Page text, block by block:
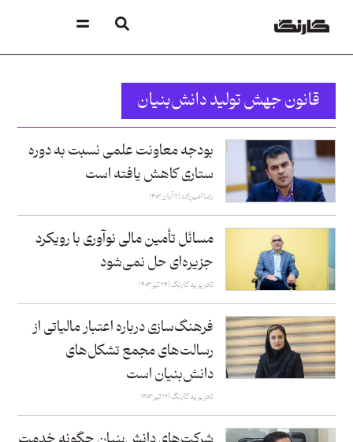
قانون جهش تولید دانش‌بنیان
بودجه معاونت علمی نسبت‌ به دوره
ستاری کاهش یافته است
رضا امیرزاده ۷ آبان ۱۴۰۳
مسائل تأمین مالی نوآوری با رویکرد
جزیره‌ای حل نمی‌شود
تحریریه کارنگ ۲۴ تیر ۱۴۰۳
فرهنگ‌سازی درباره اعتبار مالیاتی از
رسالت‌های مجمع تشکل‌های
دانش‌بنیان است
تحریریه کارنگ ۱۲ تیر ۱۴۰۳